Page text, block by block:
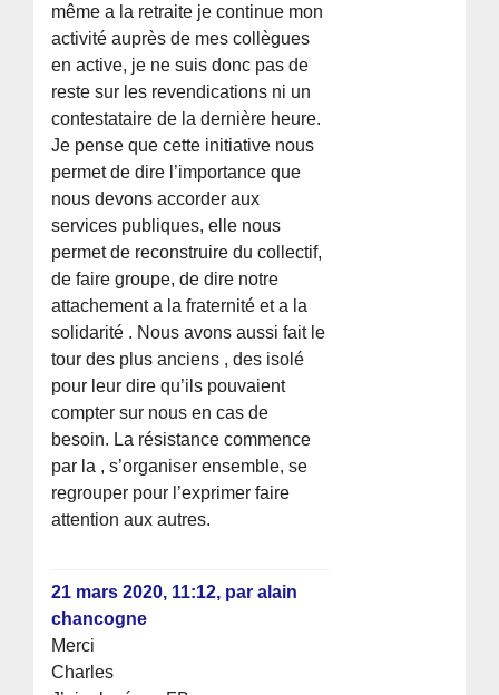
même a la retraite je continue mon
activité auprès de mes collègues
en active, je ne suis donc pas de
reste sur les revendications ni un
contestataire de la dernière heure.
Je pense que cette initiative nous
permet de dire l’importance que
nous devons accorder aux
services publiques, elle nous
permet de reconstruire du collectif,
de faire groupe, de dire notre
attachement a la fraternité et a la
solidarité . Nous avons aussi fait le
tour des plus anciens , des isolé
pour leur dire qu’ils pouvaient
compter sur nous en cas de
besoin. La résistance commence
par la , s’organiser ensemble, se
regrouper pour l’exprimer faire
attention aux autres.
21 mars 2020, 11:12, paralain
chancogne
Merci
Charles